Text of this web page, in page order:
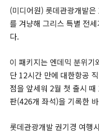
(미디어원) 롯데관광개발
를 겨냥해 그리스 특별 전
다.
이 패키지는 엔데믹 분위기
단 12시간 만에 대한항공
점을 앞세워 2월 첫 출시
판(426개 좌석)을 기록한
롯데관광개발 권기경 여행